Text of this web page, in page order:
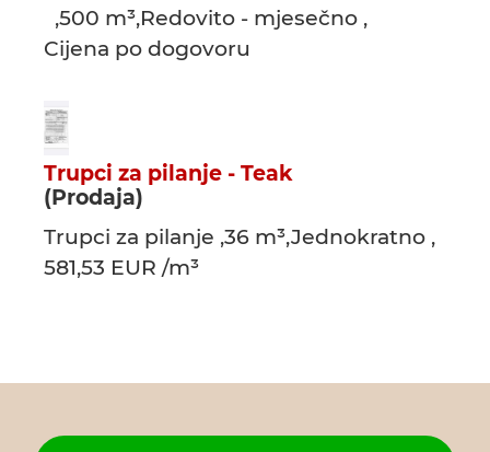
,500 m³,Redovito - mjesečno ,
Cijena po dogovoru
Trupci za pilanje - Teak
(Prodaja)
Trupci za pilanje ,36 m³,Jednokratno ,
581,53 EUR /m³